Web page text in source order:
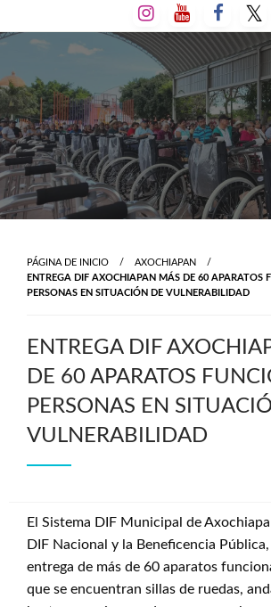
al
PÁGINA DE INICIO
AXOCHIAPAN
ENTREGA DIF AXOCHIAPAN MÁS DE 60 APARATOS
PERSONAS EN SITUACIÓN DE VULNERABILIDAD
ENTREGA DIF
DE 60 APARATOS
PERSONAS EN
VULNERABILIDAD
El Sistema DIF Municipal de
DIF Nacional y la Beneficencia
entrega de más de 60 aparatos
que se encuentran sillas de ruedas,